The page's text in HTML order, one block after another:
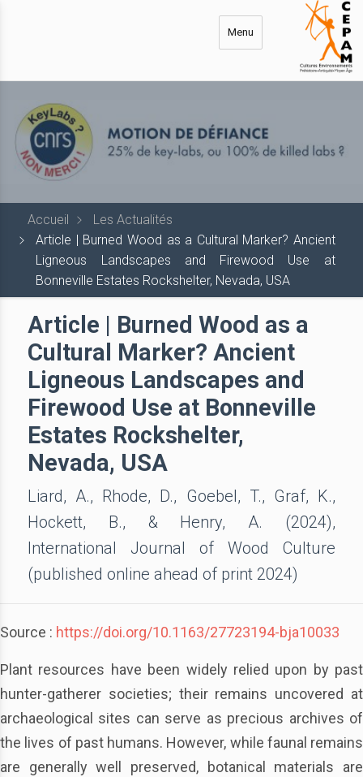
Menu
Accueil
Les Actualités
Article | Burned Wood as a Cultural Marker? Ancient
Ligneous Landscapes and Firewood Use at
Bonneville Estates Rockshelter, Nevada, USA
Article | Burned Wood as a
Cultural Marker? Ancient
Ligneous Landscapes and
Firewood Use at Bonneville
Estates Rockshelter,
Nevada, USA
Liard, A., Rhode, D., Goebel, T., Graf, K.,
Hockett, B., & Henry, A. (2024),
International Journal of Wood Culture
(published online ahead of print 2024)
Source : https://doi.org/10.1163/27723194-bja10033
Plant resources have been widely relied upon by past
hunter-gatherer societies; their remains uncovered at
archaeological sites can serve as precious archives of
the lives of past humans. However, while faunal remains
are generally well preserved, botanical materials are